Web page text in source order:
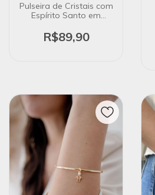
Pulseira de Cristais com
Espírito Santo em
R$89,90